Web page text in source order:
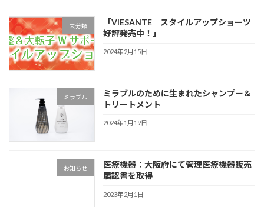
未分類
「VIESANTE スタイルアップショーツ
好評発売中！」
2024年2月15日
ミラブル
ミラブルのために生まれたシャンプー＆
トリートメント
2024年1月19日
お知らせ
医療機器：大阪府にて管理医療機器販売
届認書を取得
2023年2月1日